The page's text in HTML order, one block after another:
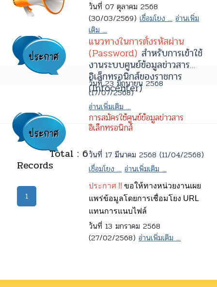
วันที่ 07 ตุลาคม 2568
(30/03/2569)เชื่อมโยง ... อ่านเพิ่ม
เติม ...
แนวทางในการตั้งรหัสผ่าน
(Password) สำหรับการเข้าใช้
งานระบบศูนย์ข้อมูลข่าวสาร
อิเล็กทรอนิกส์ของราชการ
(Infocenter)
วันที่ 23 มิถุนายน 2568
(17/07/2568)
อ่านเพิ่มเติม ...
การสมัครใช้ศูนย์ข้อมูลข่าวสาร
อิเล็กทรอนิกส์
วันที่ 17 มีนาคม 2568 (11/04/2568)
เชื่อมโยง ... อ่านเพิ่มเติม ...
ประกาศ !!ขอให้ทางหน่วยงานเผย
แพร่ข้อมูลโดยการเชื่อมโยง URL
แทนการแนบไฟล์
วันที่ 13 มกราคม 2568
(27/02/2568)อ่านเพิ่มเติม ...
Total : 6
Records
1